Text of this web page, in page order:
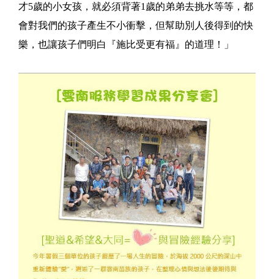
才5歲的小女孩，就必須背著1歲的弟弟去挑水等等，都
會對我們的孩子產生不小衝擊，但幫助別人後得到的快
樂，也讓孩子們明白『施比受更有福』的道理！」